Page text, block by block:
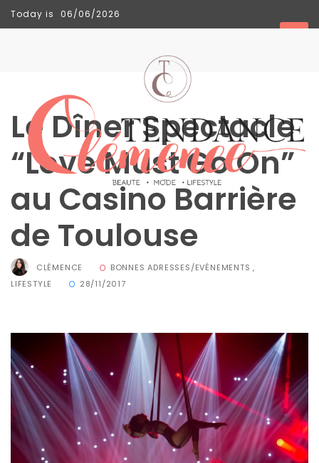
Today is 06/06/2026
Le Dîner Spectacle
“Love Must Go On”
au Casino Barrière
de Toulouse
CLÉMENCE BONNES ADRESSES/EVÉNEMENTS ,
LIFESTYLE
28/11/2017